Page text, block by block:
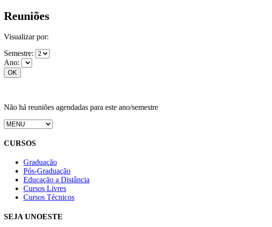
Reuniões
Visualizar por:
Semestre:
Ano:
Não há reuniões agendadas para este ano/semestre
CURSOS
Graduação
Pós-Graduação
Educação a Distância
Cursos Livres
Cursos Técnicos
SEJA UNOESTE